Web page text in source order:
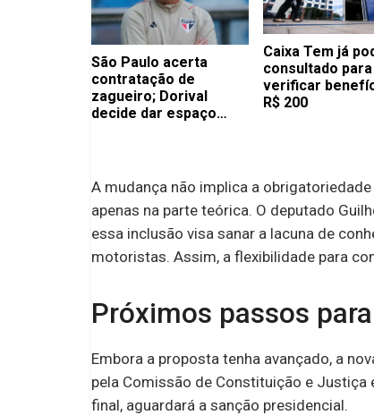
São Paulo acerta
contratação de
zagueiro; Dorival
decide dar espaço
Caixa Tem já
consultado para
verificar
R$ 200
A mudança não implica a
apenas na parte teórica. O deputado
essa inclusão visa sanar a lacuna de
motoristas. Assim, a flexibilidade para
Próximos passos
Embora a proposta tenha avançado, a
pela Comissão de Constituição e Justiça
final, aguardará a sanção presidencial.